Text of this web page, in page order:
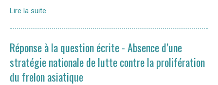
Lire la suite
Réponse à la question écrite - Absence d’une
stratégie nationale de lutte contre la prolifération
du frelon asiatique